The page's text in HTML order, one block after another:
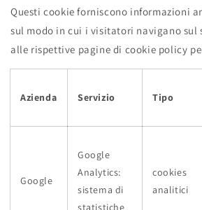
Questi cookie forniscono informazioni
sul modo in cui i visitatori navigano sul
alle rispettive pagine di cookie policy
Azienda Servizio Tipo
Google
Google
Analytics:
sistema di
statistiche
cookies
analitici